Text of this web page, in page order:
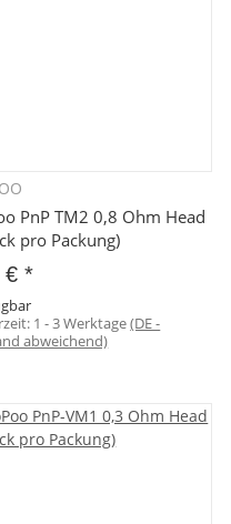
PnP TM2 0,8 Ohm Head
pro Packung)
€*
1 - 3 Werktage(DE -
abweichend)